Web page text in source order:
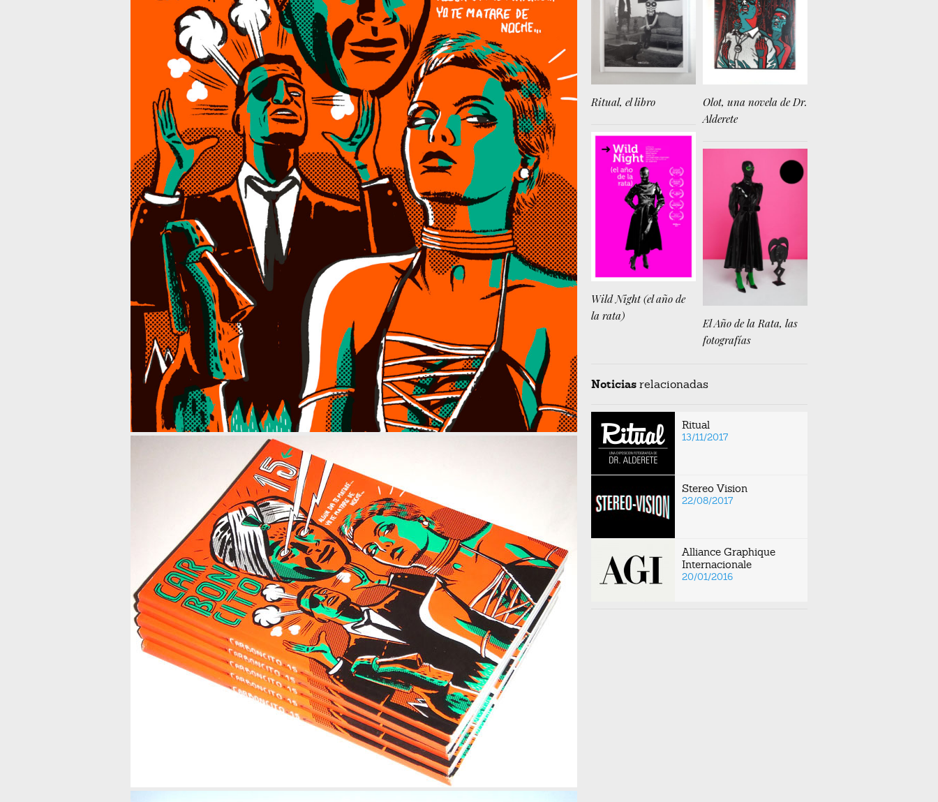
Ritual, el libro
Olot, una novela de Dr.
Alderete
Wild Night (el año de
la rata)
El Año de la Rata, las
fotografías
Noticiasrelacionadas
Ritual
13/11/2017
Stereo Vision
22/08/2017
Alliance Graphique
Internacionale
20/01/2016